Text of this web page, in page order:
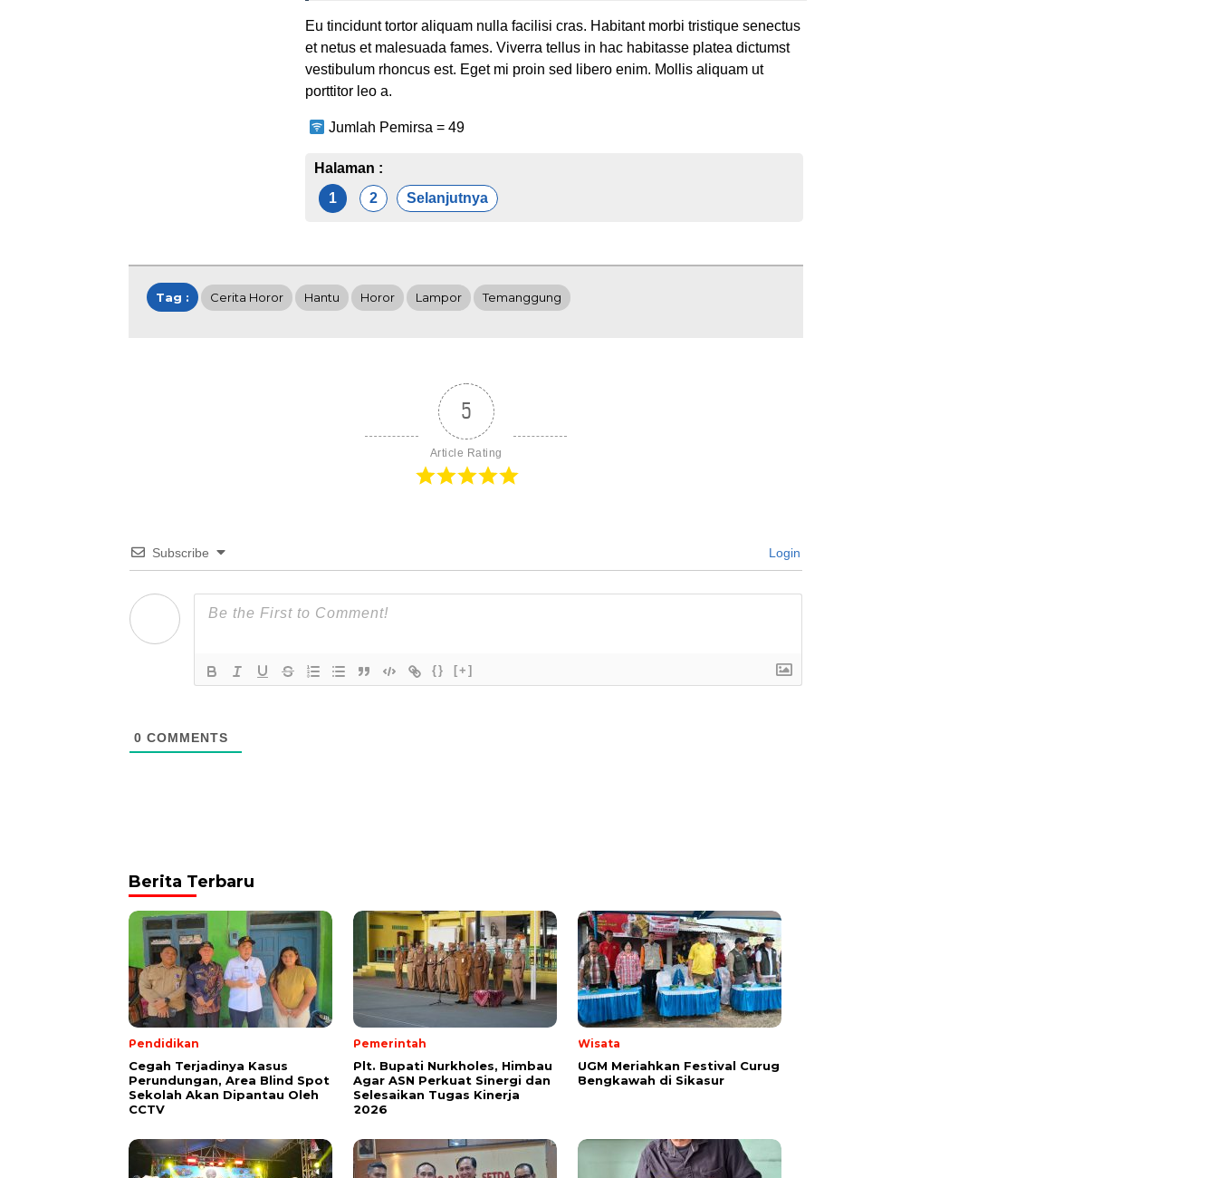
Eu tincidunt tortor aliquam nulla facilisi cras. Habitant morbi tristique senectus
et netus et malesuada fames. Viverra tellus in hac habitasse platea dictumst
vestibulum rhoncus est. Eget mi proin sed libero enim. Mollis aliquam ut
porttitor leo a.
Jumlah Pemirsa = 49
Halaman :
1
2 Selanjutnya
Tag : Cerita Horor Hantu Horor Lampor Temanggung
5
Article Rating
Subscribe Login
{} [+]
0 COMMENTS
Berita Terbaru
Pendidikan
Cegah Terjadinya Kasus
Perundungan, Area Blind Spot
Sekolah Akan Dipantau Oleh
CCTV
Pemerintah
Plt. Bupati Nurkholes, Himbau
Agar ASN Perkuat Sinergi dan
Selesaikan Tugas Kinerja
2026
Wisata
UGM Meriahkan Festival Curug
Bengkawah di Sikasur